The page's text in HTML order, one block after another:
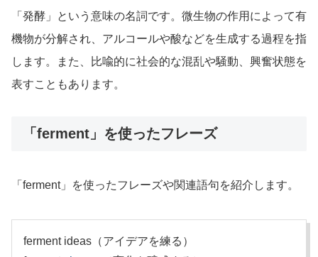
「発酵」という意味の名詞です。微生物の作用によって有
機物が分解され、アルコールや酸などを生成する過程を指
します。また、比喩的に社会的な混乱や騒動、興奮状態を
表すこともあります。
「ferment」を使ったフレーズ
「ferment」を使ったフレーズや関連語句を紹介します。
ferment ideas（アイデアを練る）